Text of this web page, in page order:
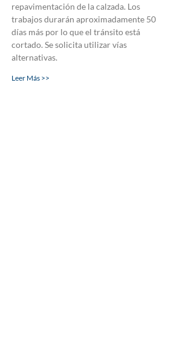
repavimentación de la calzada. Los
trabajos durarán aproximadamente 50
días más por lo que el tránsito está
cortado. Se solicita utilizar vías
alternativas.
Leer Más >>